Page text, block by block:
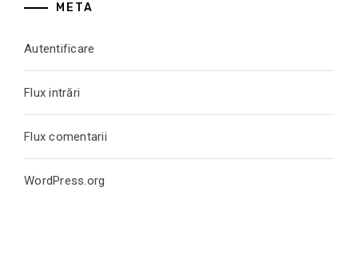
META
Autentificare
Flux intrări
Flux comentarii
WordPress.org